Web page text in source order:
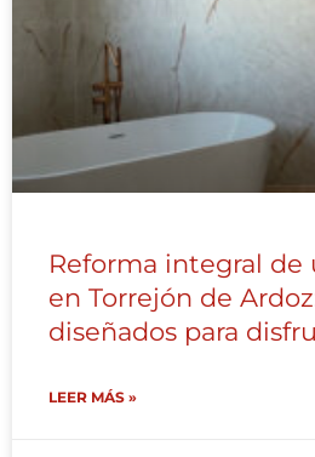
Reforma integral de
en Torrejón de
diseñados para
LEER MÁS »